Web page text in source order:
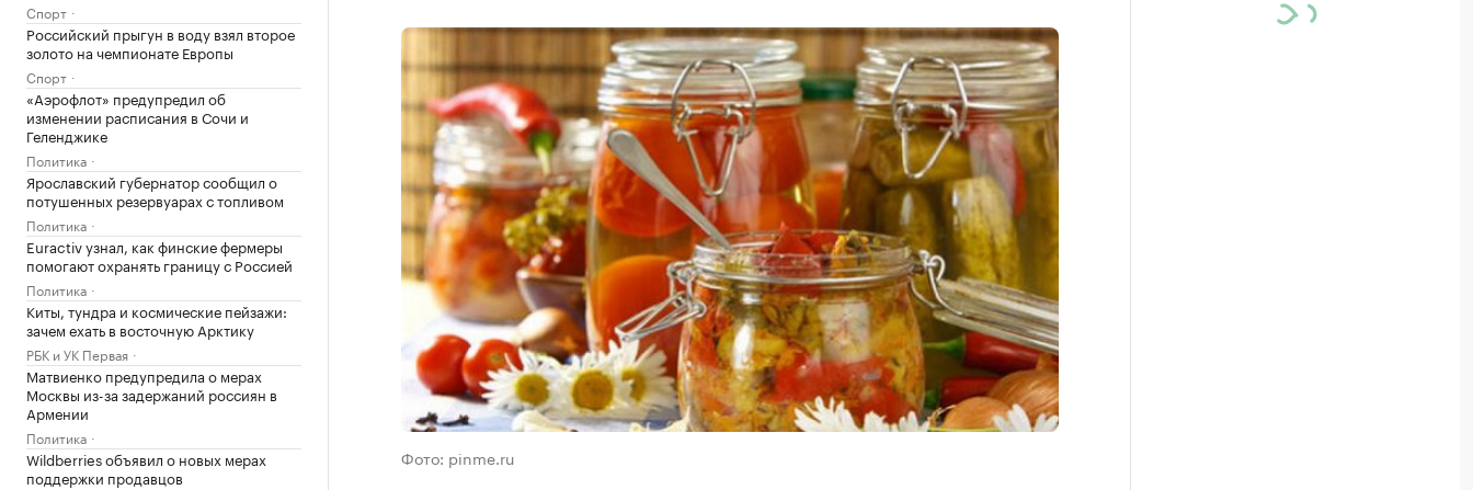
Спорт
Российский прыгун в воду взял второе
золото на чемпионате Европы
Спорт
«Аэрофлот» предупредил об
изменении расписания в Сочи и
Геленджике
Политика
Ярославский губернатор сообщил о
потушенных резервуарах с топливом
Политика
Euractiv узнал, как финские фермеры
помогают охранять границу с Россией
Политика
Киты, тундра и космические пейзажи:
зачем ехать в восточную Арктику
РБК и УК Первая
Матвиенко предупредила о мерах
Москвы из-за задержаний россиян в
Армении
Политика
Wildberries объявил о новых мерах
поддержки продавцов
Фото: pinme.ru